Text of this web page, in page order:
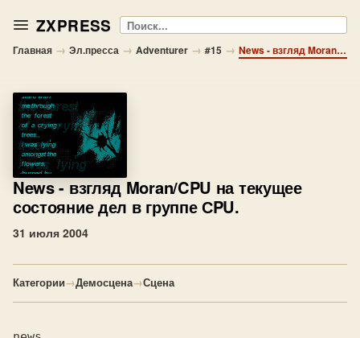
ZXPRESS Поиск
Главная → Эл.пресса → Adventurer → #15 → News - взгляд Moran/CPU на текущее состояние дел в группе СPU.
News- взгляд Moran/CPU на текущее
состояние дел в группе СPU.
31 июля 2004
Категории→Демосцена→Сцена